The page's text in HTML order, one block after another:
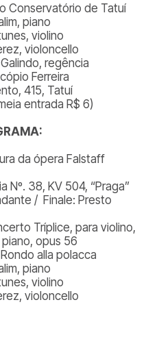
Conservatório de Tatuí
piano
violino
violoncello
regência
Ferreira
415, Tatuí
entrada R$ 6)
da ópera Falstaff
Nº. 38, KV 504, “Praga”
/ Finale: Presto
Tríplice, para violino,
opus 56
alla polacca
piano
violino
violoncello